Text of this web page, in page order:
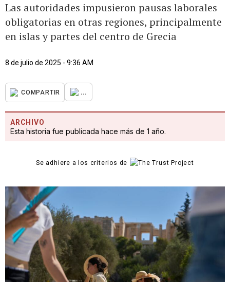
Las autoridades impusieron pausas laborales
obligatorias en otras regiones, principalmente
en islas y partes del centro de Grecia
8 de julio de 2025 - 9:36 AM
COMPARTIR ...
ARCHIVO
Esta historia fue publicada hace más de 1 año.
Se adhiere a los criterios de